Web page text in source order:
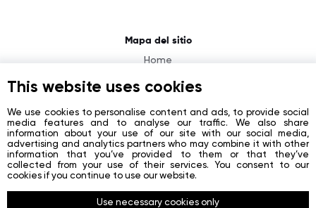
Mapa del sitio
Home
About
Contacts
Registration
Login
Redes sociales
This website uses cookies
We use cookies to personalise content and ads, to provide social
media features and to analyse our traffic. We also share
information about your use of our site with our social media,
advertising and analytics partners who may combine it with other
information that you’ve provided to them or that they’ve
collected from your use of their services. You consent to our
cookies if you continue to use our website.
Use necessary cookies only